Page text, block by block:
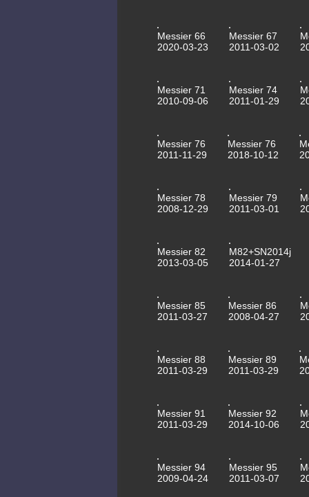
Messier 66
2020-03-23
Messier 67
2011-03-02
Messier 71
2010-09-06
Messier 74
2011-01-29
Messier 76
2011-11-29
Messier 76
2018-10-12
Messier 78
2008-12-29
Messier 79
2011-03-01
Messier 82
2013-03-05
M82+SN2014j
2014-01-27
Messier 85
2011-03-27
Messier 86
2008-04-27
Messier 88
2011-03-29
Messier 89
2011-03-29
Messier 91
2011-03-29
Messier 92
2014-10-06
Messier 94
2009-04-24
Messier 95
2011-03-07